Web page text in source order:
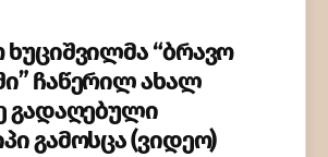
“ბრავო
ჩაწერილ ახალ
გადაღებული
გამოსცა (ვიდეო)